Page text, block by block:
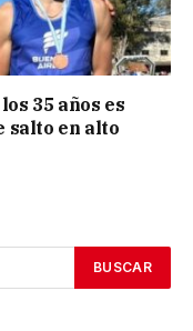
35 años es
salto en alto